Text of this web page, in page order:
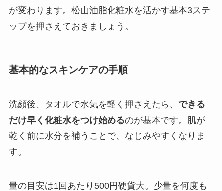
が変わります。松山油脂化粧水を活かす基本3ステ
ップを押さえておきましょう。
基本的なスキンケアの手順
洗顔後、タオルで水気を軽く押さえたら、 できる
だけ早く化粧水をつけ始めるのが基本です。肌が
乾く前に水分を補うことで、なじみやすくなりま
す。
量の目安は1回あたり500円硬貨大。少量を何度も